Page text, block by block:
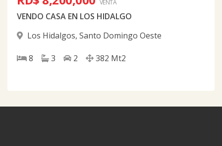
VENTA
VENDO CASA EN LOS HIDALGO
Los Hidalgos, Santo Domingo Oeste
8 3 2 382 Mt2